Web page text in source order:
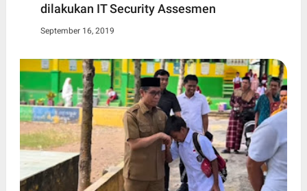
dilakukan IT Security Assesmen
September 16, 2019